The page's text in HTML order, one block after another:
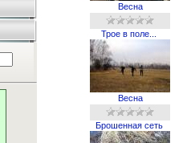
Весна
Трое в поле...
Весна
Брошенная сеть